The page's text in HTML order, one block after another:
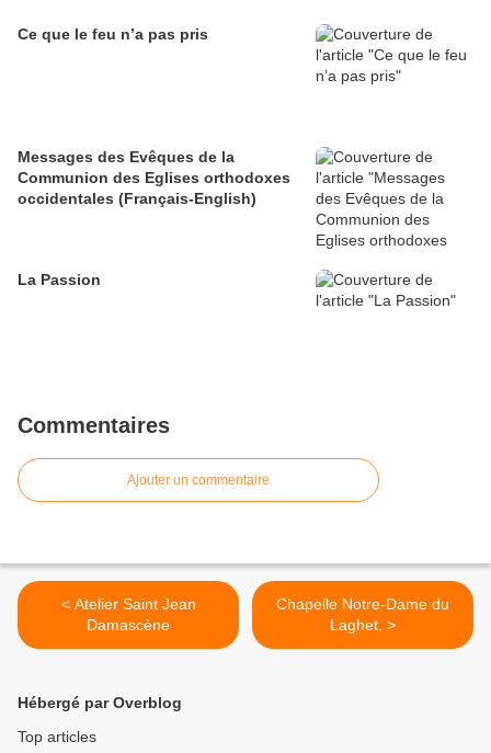
Ce que le feu n’a pas pris
Messages des Evêques de la
Communion des Eglises orthodoxes
occidentales (Français-English)
La Passion
Commentaires
Ajouter un commentaire
< Atelier Saint Jean
Damascène
Chapelle Notre-Dame du
Laghet, >
Hébergé par Overblog
Top articles